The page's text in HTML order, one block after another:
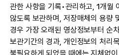
관한 사항을 기록•관리하고, 1개월
않도록 보관하며, 저장매체의 용량
경우 가장 오래된 영상정보부터 순
보관기간의 경과, 개인정보의 처리